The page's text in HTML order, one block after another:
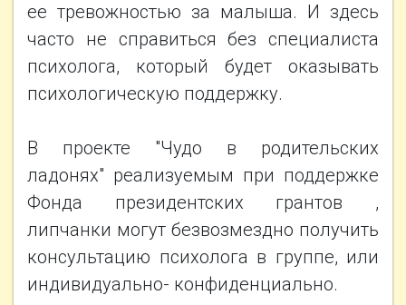
ее тревожностью за малыша. И здесь
часто не справиться без специалиста
психолога, который будет оказывать
психологическую поддержку.
В проекте "Чудо в родительских
ладонях" реализуемым при поддержке
Фонда президентских грантов ,
липчанки могут безвозмездно получить
консультацию психолога в группе, или
индивидуально- конфиденциально.